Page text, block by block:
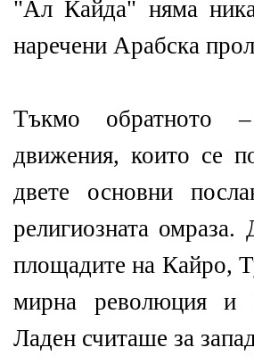
"Ал Кайда" няма
наречени Арабска
Тъкмо обратното –
движения, които се
двете основни
религиозната
площадите на Кайро,
мирна революция и
Ладен считаше за